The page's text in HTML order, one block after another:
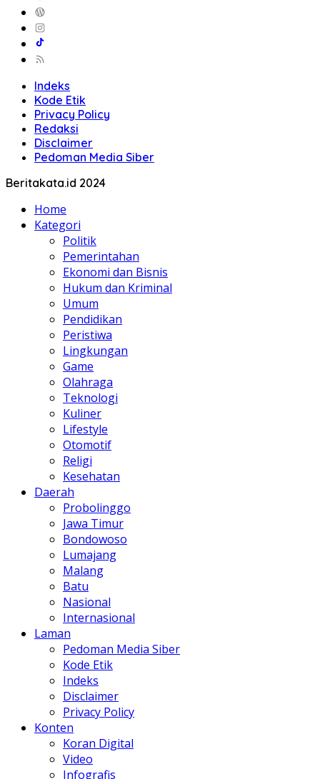
Indeks
Kode Etik
Privacy Policy
Redaksi
Disclaimer
Pedoman Media Siber
Beritakata.id 2024
Home
Kategori
Politik
Pemerintahan
Ekonomi dan Bisnis
Hukum dan Kriminal
Umum
Pendidikan
Peristiwa
Lingkungan
Game
Olahraga
Teknologi
Kuliner
Lifestyle
Otomotif
Religi
Kesehatan
Daerah
Probolinggo
Jawa Timur
Bondowoso
Lumajang
Malang
Batu
Nasional
Internasional
Laman
Pedoman Media Siber
Kode Etik
Indeks
Disclaimer
Privacy Policy
Konten
Koran Digital
Video
Infografis